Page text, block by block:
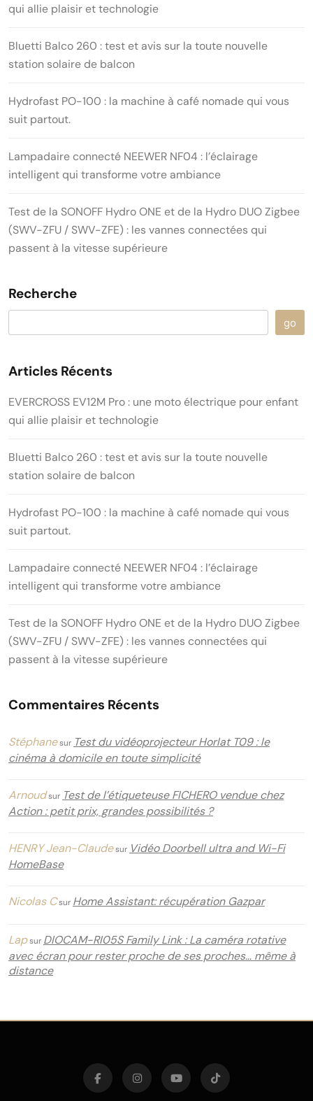
qui allie plaisir et technologie
Bluetti Balco 260 : test et avis sur la toute nouvelle
station solaire de balcon
Hydrofast PO-100 : la machine à café nomade qui vous
suit partout.
Lampadaire connecté NEEWER NF04 : l’éclairage
intelligent qui transforme votre ambiance
Test de la SONOFF Hydro ONE et de la Hydro DUO Zigbee
(SWV-ZFU / SWV-ZFE) : les vannes connectées qui
passent à la vitesse supérieure
Recherche
go
Articles Récents
EVERCROSS EV12M Pro : une moto électrique pour enfant
qui allie plaisir et technologie
Bluetti Balco 260 : test et avis sur la toute nouvelle
station solaire de balcon
Hydrofast PO-100 : la machine à café nomade qui vous
suit partout.
Lampadaire connecté NEEWER NF04 : l’éclairage
intelligent qui transforme votre ambiance
Test de la SONOFF Hydro ONE et de la Hydro DUO Zigbee
(SWV-ZFU / SWV-ZFE) : les vannes connectées qui
passent à la vitesse supérieure
Commentaires Récents
Stéphanesur Test du vidéoprojecteur Horlat T09 : le
cinéma à domicile en toute simplicité
Arnoudsur Test de l’étiqueteuse FICHERO vendue chez
Action : petit prix, grandes possibilités ?
HENRY Jean-Claudesur Vidéo Doorbell ultra and Wi-Fi
HomeBase
Nicolas Csur Home Assistant: récupération Gazpar
Lapsur DIOCAM-RI05S Family Link : La caméra rotative
avec écran pour rester proche de ses proches… même à
distance